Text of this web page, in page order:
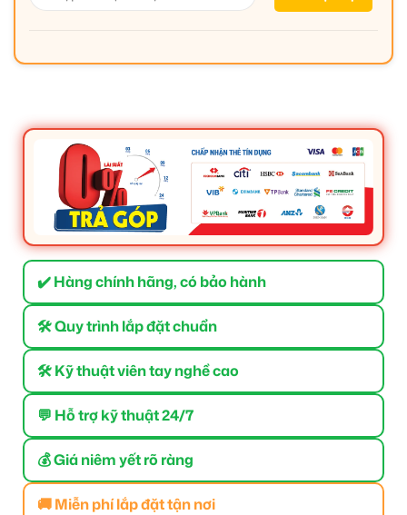
✔️ Hàng chính hãng, có bảo hành
🛠 Quy trình lắp đặt chuẩn
🛠 Kỹ thuật viên tay nghề cao
💬 Hỗ trợ kỹ thuật 24/7
💰 Giá niêm yết rõ ràng
🚚 Miễn phí lắp đặt tận nơi